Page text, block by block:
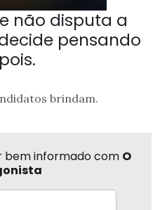
não disputa a
pensando
brindam.
bem informado com O